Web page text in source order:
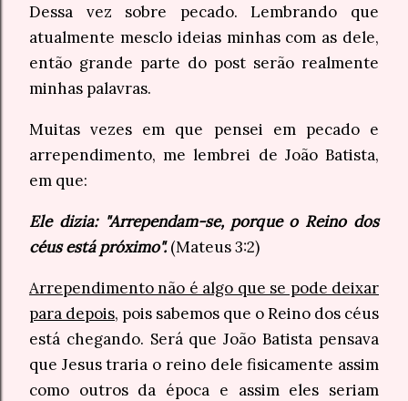
Dessa vez sobre pecado. Lembrando que
atualmente mesclo ideias minhas com as dele,
então grande parte do post serão realmente
minhas palavras.
Muitas vezes em que pensei em pecado e
arrependimento, me lembrei de João Batista,
em que:
Ele dizia: "Arrependam-se, porque o Reino dos
céus está próximo".(Mateus 3:2)
Arrependimento não é algo que se pode deixar
para depois, pois sabemos que o Reino dos céus
está chegando. Será que João Batista pensava
que Jesus traria o reino dele fisicamente assim
como outros da época e assim eles seriam